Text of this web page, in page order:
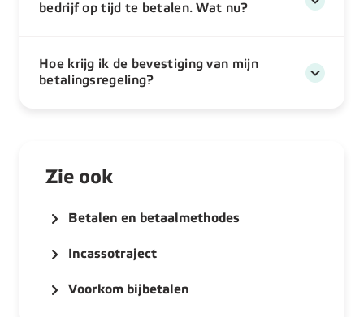
bedrijf op tijd te betalen. Wat nu?
Hoe krijg ik de bevestiging van mijn
betalingsregeling?
Zie ook
Betalen en betaalmethodes
Incassotraject
Voorkom bijbetalen